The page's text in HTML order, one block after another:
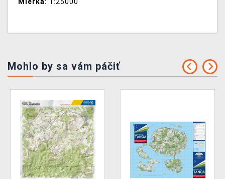
Mierka: 1:25000
Mohlo by sa vám páčiť